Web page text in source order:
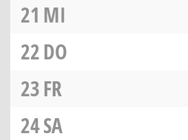
21 MI
22DO
23FR
24SA